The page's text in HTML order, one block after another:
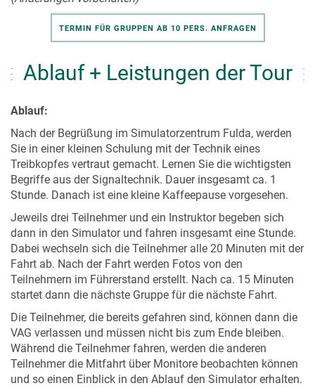
TERMIN FÜR GRUPPEN AB 10 PERS. ANFRAGEN
Ablauf + Leistungen der Tour
Ablauf:
Nach der Begrüßung im Simulatorzentrum Fulda, werden
Sie in einer kleinen Schulung mit der Technik eines
Treibkopfes vertraut gemacht. Lernen Sie die wichtigsten
Begriffe aus der Signaltechnik. Dauer insgesamt ca. 1
Stunde. Danach ist eine kleine Kaffeepause vorgesehen.
Jeweils drei Teilnehmer und ein Instruktor begeben sich
dann in den Simulator und fahren insgesamt eine Stunde.
Dabei wechseln sich die Teilnehmer alle 20 Minuten mit der
Fahrt ab. Nach der Fahrt werden Fotos von den
Teilnehmern im Führerstand erstellt. Nach ca. 15 Minuten
startet dann die nächste Gruppe für die nächste Fahrt.
Die Teilnehmer, die bereits gefahren sind, können dann die
VAG verlassen und müssen nicht bis zum Ende bleiben.
Während die Teilnehmer fahren, werden die anderen
Teilnehmer die Mitfahrt über Monitore beobachten können
und so einen Einblick in den Ablauf den Simulator erhalten.